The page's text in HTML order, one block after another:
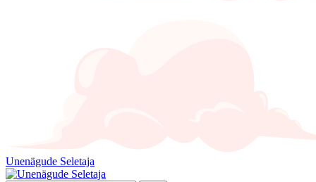
Unenägude Seletaja